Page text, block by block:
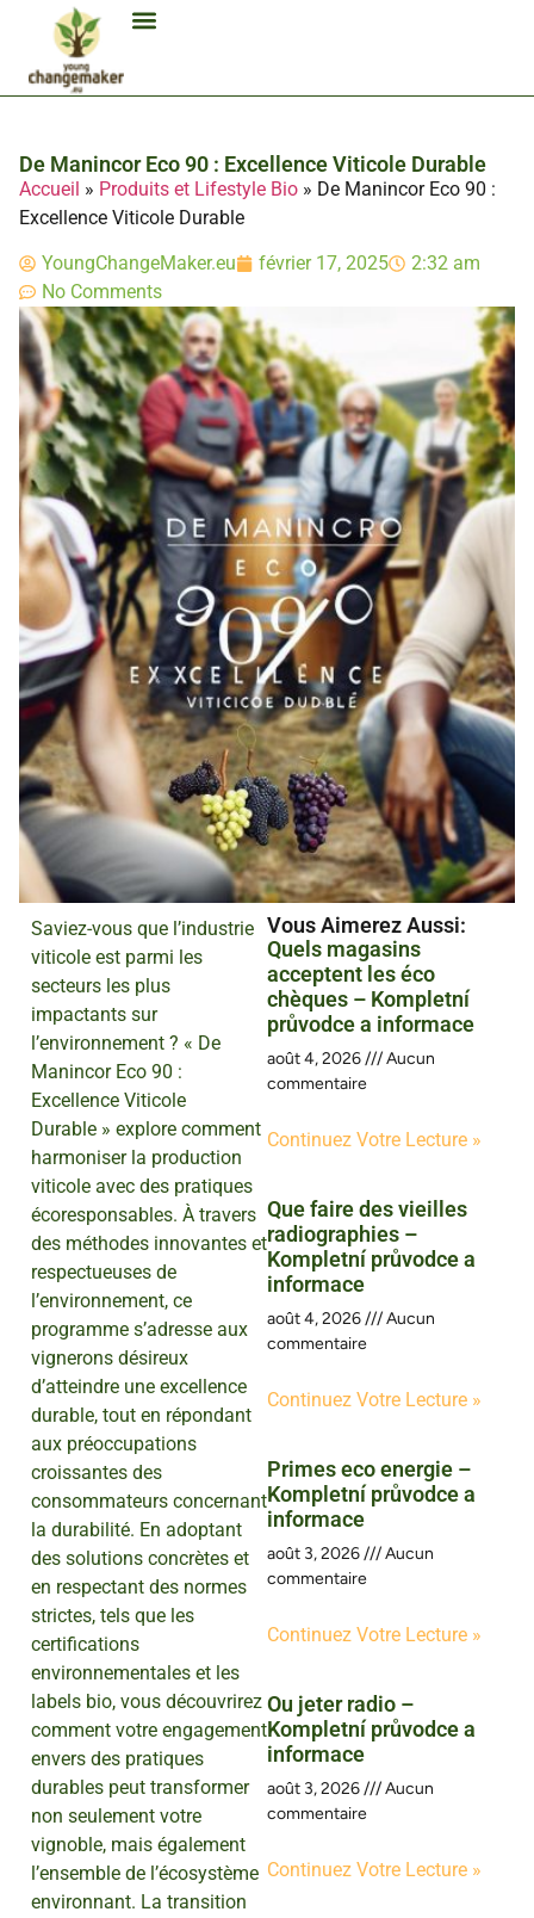
De Manincor Eco 90 : Excellence Viticole Durable
Accueil » Produits et Lifestyle Bio » De Manincor Eco 90 :
Excellence Viticole Durable
YoungChangeMaker.eu février 17, 2025
2:32 am
No Comments
Saviez-vous que l’industrie
viticole est parmi les
secteurs les plus
impactants sur
l’environnement ? « De
Manincor Eco 90 :
Excellence Viticole
Durable » explore comment
harmoniser la production
viticole avec des pratiques
écoresponsables. À travers
des méthodes innovantes et
respectueuses de
l’environnement, ce
programme s’adresse aux
vignerons désireux
d’atteindre une excellence
durable, tout en répondant
aux préoccupations
croissantes des
consommateurs concernant
la durabilité. En adoptant
des solutions concrètes et
en respectant des normes
strictes, tels que les
certifications
environnementales et les
labels bio, vous découvrirez
comment votre engagement
envers des pratiques
durables peut transformer
non seulement votre
vignoble, mais également
l’ensemble de l’écosystème
environnant. La transition
Vous Aimerez Aussi :
Quels magasins
acceptent les éco
chèques – Kompletní
průvodce a informace
août 4, 2026
Aucun
commentaire
Continuez Votre Lecture »
Que faire des vieilles
radiographies –
Kompletní průvodce a
informace
août 4, 2026
Aucun
commentaire
Continuez Votre Lecture »
Primes eco energie –
Kompletní průvodce a
informace
août 3, 2026
Aucun
commentaire
Continuez Votre Lecture »
Ou jeter radio –
Kompletní průvodce a
informace
août 3, 2026
Aucun
commentaire
Continuez Votre Lecture »